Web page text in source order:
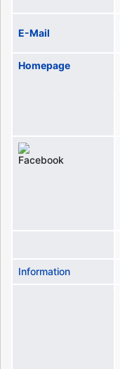
E-Mail
Homepage
Information